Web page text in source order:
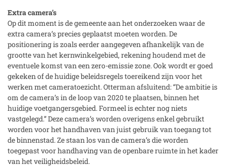
Extra camera’s
Op dit moment is de gemeente aan het onderzoeken waar de
extra camera’s precies geplaatst moeten worden. De
positionering is zoals eerder aangegeven afhankelijk van de
grootte van het kernwinkelgebied, rekening houdend met de
eventuele komst van een zero-emissie zone. Ook wordt er goed
gekeken of de huidige beleidsregels toereikend zijn voor het
werken met cameratoezicht. Otterman afsluitend: “De ambitie is
om de camera’s in de loop van 2020 te plaatsen, binnen het
huidige voetgangersgebied. Formeel is echter nog niets
vastgelegd.” Deze camera’s worden overigens enkel gebruikt
worden voor het handhaven van juist gebruik van toegang tot
de binnenstad. Ze staan los van de camera’s die worden
toegepast voor handhaving van de openbare ruimte in het kader
van het veiligheidsbeleid.